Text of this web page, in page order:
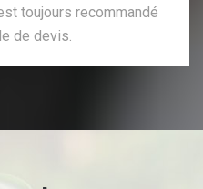
toujours recommandé
de devis.